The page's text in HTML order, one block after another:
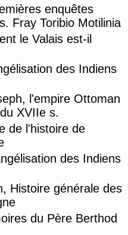
enquêtes
Fray Toribio Motilinia
le Valais est-il
des Indiens
l'empire Ottoman
XVIIe s.
de l'histoire de
des Indiens
Histoire générale des
du Père Berthod